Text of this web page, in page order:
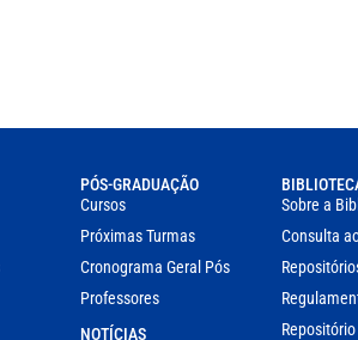
PÓS-GRADUAÇÃO
NOTÍCIAS
Cursos
Próximas Turmas
Cronograma Geral Pós
Professores
Sobre a
Consulta